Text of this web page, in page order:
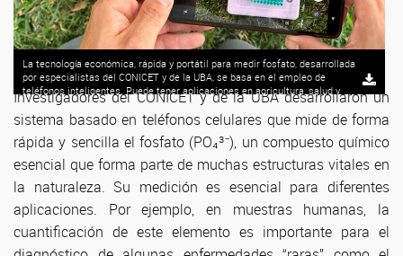
La tecnología económica, rápida y portátil para medir fosfato, desarrollada
por especialistas del CONICET y de la UBA, se basa en el empleo de
teléfonos inteligentes. Puede tener aplicaciones en agricultura, salud y
otras áreas.
Investigadores del CONICET y de la UBA desarrollaron un
sistema basado en teléfonos celulares que mide de forma
rápida y sencilla el fosfato (PO₄³⁻), un compuesto químico
esencial que forma parte de muchas estructuras vitales en
la naturaleza. Su medición es esencial para diferentes
aplicaciones. Por ejemplo, en muestras humanas, la
cuantificación de este elemento es importante para el